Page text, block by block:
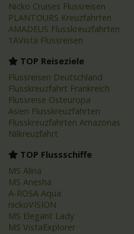
Nicko Cruises Flussreisen
PLANTOURS Kreuzfahrten
AMADEUS Flusskreuzfahrten
1AVista Flussreisen
TOP Reiseziele
Flussreisen Deutschland
Flusskreuzfahrt Frankreich
Flussreise Osteuropa
Asien Flusskreuzfahrten
Flusskreuzfahrten Amazonas
Nilkreuzfahrt
TOP Flussschiffe
MS Alina
MS Anesha
A-ROSA Aqua
nickoVISION
MS Elegant Lady
MS VistaExplorer